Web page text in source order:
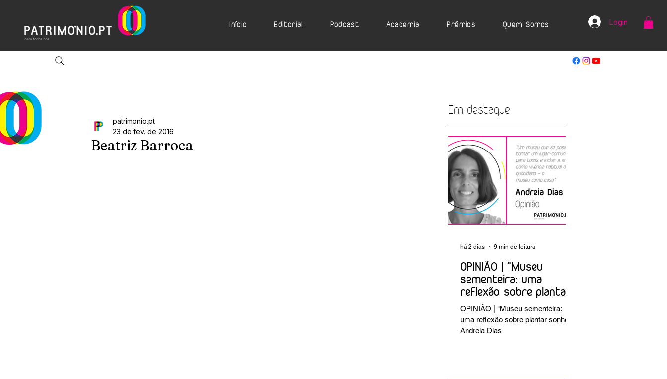
Início Editorial Podcast Academia Prémios Quem Somos Login
Beatriz Barroca
patrimonio.pt
23 de fev. de 2016
Em destaque
OPINIÃO | "Museu
sementeira: uma
reflexão sobre plantar
sonhos" Andreia Dias
OPINIÃO | "Museu sementeira:
uma reflexão sobre plantar sonhos"
Andreia Dias
há 2 dias 9 min de leitura